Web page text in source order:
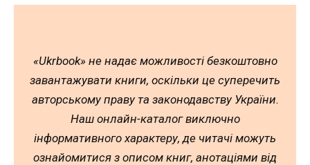
«Ukrbook» не надає можливості безкоштовно
завантажувати книги, оскільки це суперечить
авторському праву та законодавству України.
Наш онлайн-каталог виключно
інформативного характеру, де читачі можуть
ознайомитися з описом книг, анотаціями від